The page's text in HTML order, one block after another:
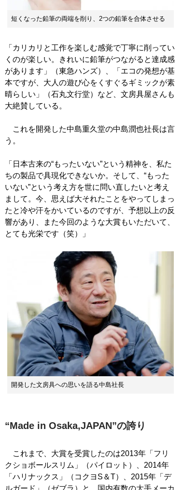
短くなった鉛筆の両端を削り、2つの鉛筆を合体させる
「カリカリと工作を楽しむ感覚で丁寧に削ってい
くのが楽しい。きれいに鉛筆がつながると達成感
があります」（東急ハンズ）、「エコの発想が基
本ですが、大人の遊び心をくすぐるギミックが素
晴らしい」（石丸文行堂）など、文房具屋さんも
大絶賛している。
これを開発した中島重久堂の中島潤也社長は言
う。
「日本古来の“もったいない”という精神を、私た
ちの製品で具現化できないか。そして、“もった
いない”という考え方を世に問い直したいと考え
まして。今、思えば大それたことをやってしまっ
たと冷や汗をかいているのですが、予想以上の反
響があり、また今回のような大賞もいただいて、
とても光栄です（笑）」
開発した文房具への思いを語る中島社長
“Made in Osaka,JAPAN”の誇り
これまで、大賞を受賞したのは2013年「フリ
クショボールスリム」（パイロット）、2014年
「ハリナックス」（コクヨS＆T）、2015年「デ